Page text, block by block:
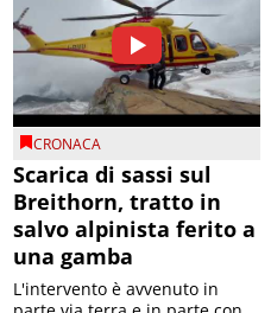
CRONACA
Scarica di sassi sul
Breithorn, tratto in
salvo alpinista ferito a
una gamba
L'intervento è avvenuto in